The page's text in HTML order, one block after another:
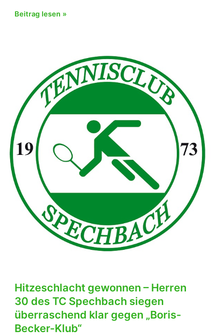
Herren
Dilsberg
und
schließen
die
Medenrunde
auf
Platz
2
ab
Beitrag lesen »
Hitzeschlacht gewonnen – Herren
30 des TC Spechbach siegen
überraschend klar gegen „Boris-
Becker-Klub“